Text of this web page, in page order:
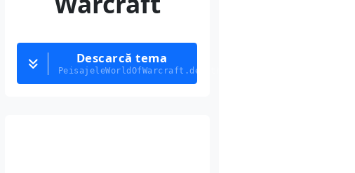
Descarcă tema
PeisajeleWorldOfWarcraft.deskthemepack